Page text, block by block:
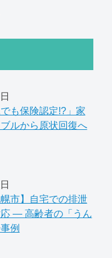
でも保険認定!?」家
ルから原状回復へ
幌市】自宅での排泄
応 ― 高齢者の「うん
例